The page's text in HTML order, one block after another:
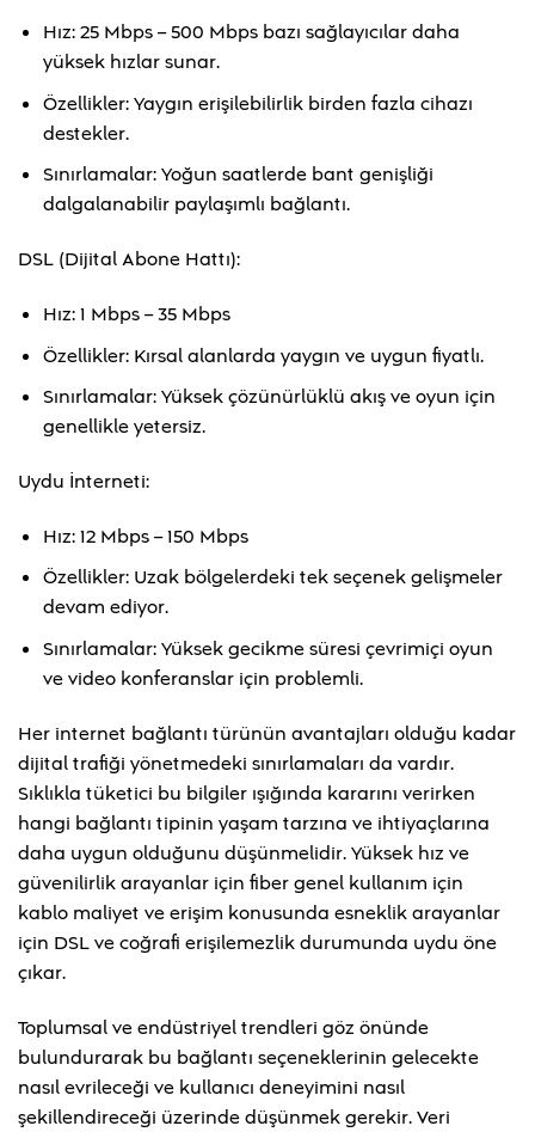
Hız: 25 Mbps – 500 Mbps bazı sağlayıcılar daha
yüksek hızlar sunar.
Özellikler: Yaygın erişilebilirlik birden fazla cihazı
destekler.
Sınırlamalar: Yoğun saatlerde bant genişliği
dalgalanabilir paylaşımlı bağlantı.
DSL (Dijital Abone Hattı):
Hız: 1 Mbps – 35 Mbps
Özellikler: Kırsal alanlarda yaygın ve uygun fiyatlı.
Sınırlamalar: Yüksek çözünürlüklü akış ve oyun için
genellikle yetersiz.
Uydu İnterneti:
Hız: 12 Mbps – 150 Mbps
Özellikler: Uzak bölgelerdeki tek seçenek gelişmeler
devam ediyor.
Sınırlamalar: Yüksek gecikme süresi çevrimiçi oyun
ve video konferanslar için problemli.
Her internet bağlantı türünün avantajları olduğu kadar
dijital trafiği yönetmedeki sınırlamaları da vardır.
Sıklıkla tüketici bu bilgiler ışığında kararını verirken
hangi bağlantı tipinin yaşam tarzına ve ihtiyaçlarına
daha uygun olduğunu düşünmelidir. Yüksek hız ve
güvenilirlik arayanlar için fiber genel kullanım için
kablo maliyet ve erişim konusunda esneklik arayanlar
için DSL ve coğrafi erişilemezlik durumunda uydu öne
çıkar.
Toplumsal ve endüstriyel trendleri göz önünde
bulundurarak bu bağlantı seçeneklerinin gelecekte
nasıl evrileceği ve kullanıcı deneyimini nasıl
şekillendireceği üzerinde düşünmek gerekir. Veri